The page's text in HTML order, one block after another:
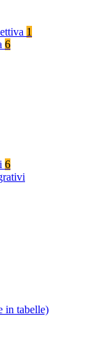
1
6
6
in tabelle)